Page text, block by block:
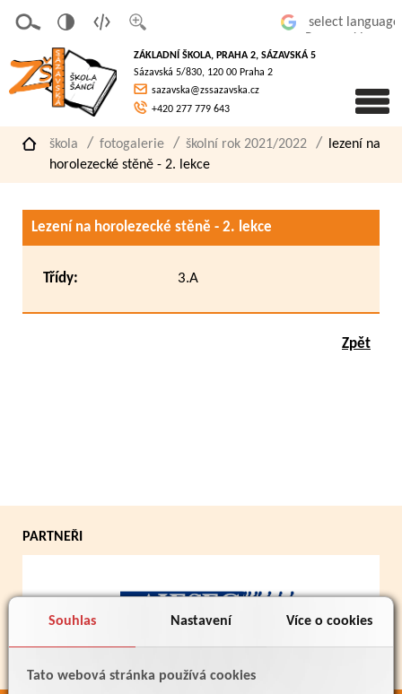
Souhlas Nastavení Více o cookies
Tato webová stránka používá cookies
písmo
á
verze
pro
slaboz
raké
ZÁKLADNÍ ŠKOLA, PRAHA 2, SÁZAVSKÁ 5
Sázavská 5/830, 120 00 Praha 2
sazavska@zssazavska.cz
+420 277 779 643
škola fotogalerie školní rok 2021/2022
lezení na
horolezecké stěně - 2. lekce
Lezení na horolezecké stěně - 2. lekce
Třídy: 3.A
Zpět
PARTNEŘI